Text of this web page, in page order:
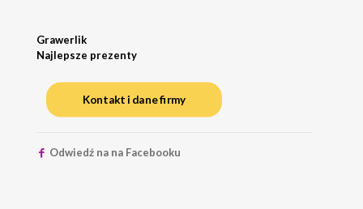
Grawerlik
Najlepsze prezenty
Kontakt i dane firmy
Odwiedź na na Facebooku